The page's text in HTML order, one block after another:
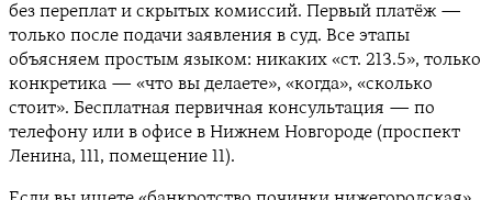
без переплат и скрытых комиссий. Первый платёж —
только после подачи заявления в суд. Все этапы
объясняем простым языком: никаких «ст. 213.5», только
конкретика — «что вы делаете», «когда», «сколько
стоит». Бесплатная первичная консультация — по
телефону или в офисе в Нижнем Новгороде (проспект
Ленина, 111, помещение 11).